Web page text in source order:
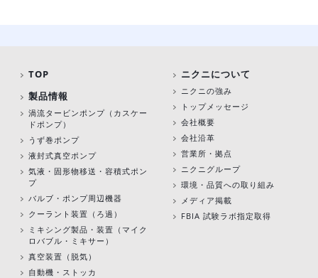
TOP
製品情報
渦流タービンポンプ （カスケー
ドポンプ）
うず巻ポンプ
液封式真空ポンプ
気液・固形物移送・容積式ポン
プ
バルブ・ポンプ周辺機器
クーラント装置（ろ過）
ミキシング製品・装置（マイク
ロバブル・ミキサー）
真空装置（脱気）
自動機・ストッカ
ニクニについて
ニクニの強み
トップメッセージ
会社概要
会社沿革
営業所・拠点
ニクニグループ
環境・品質への取り組み
メディア掲載
FBIA 試験ラボ指定取得